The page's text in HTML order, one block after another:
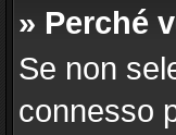
» Perché
Se non
connesso